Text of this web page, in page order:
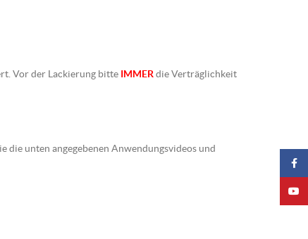
Vor der Lackierung bitte IMMER die Verträglichkeit
die unten angegebenen Anwendungsvideos und